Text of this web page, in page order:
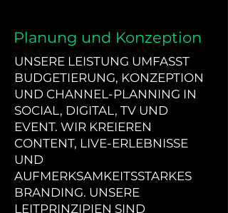
Planung und Konzeption
UNSERE LEISTUNG UMFASST
BUDGETIERUNG, KONZEPTION
UND CHANNEL-PLANNING IN
SOCIAL, DIGITAL, TV UND
EVENT. WIR KREIEREN
CONTENT, LIVE-ERLEBNISSE
UND
AUFMERKSAMKEITSSTARKES
BRANDING. UNSERE
LEITPRINZIPIEN SIND